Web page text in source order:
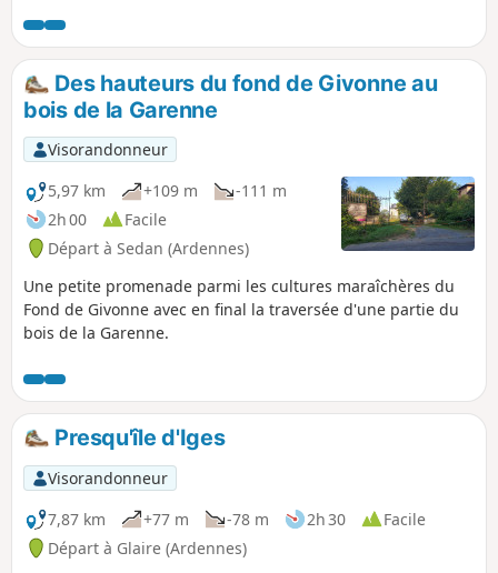
physique tout de même.
Des hauteurs du fond de Givonne au
bois de la Garenne
Visorandonneur
5,97 km
+109 m
-111 m
2h 00
Facile
Départ à Sedan (Ardennes)
Une petite promenade parmi les cultures maraîchères du
Fond de Givonne avec en final la traversée d'une partie du
bois de la Garenne.
Presqu'île d'Iges
Visorandonneur
7,87 km
+77 m -78 m 2h 30
Facile
Départ à Glaire (Ardennes)